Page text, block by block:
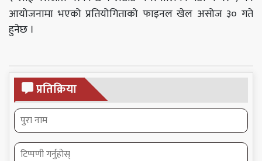
आयोजनामा भएको प्रतियोगिताको फाइनल खेल असोज ३० गते
हुनेछ ।
प्रतिक्रिया